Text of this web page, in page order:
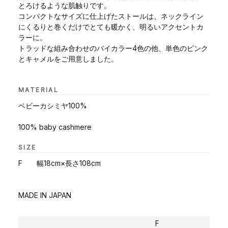
とろけるような肌触りです。
コンパクトなサイズに仕上げたストールは、ネックライン
にくるりと巻くだけでとても暖かく、明るいアクセントカ
ラーに。
トラッドな組み合わせのバイカラー4色の他、単色のピンク
とキャメルをご用意しました。
MATERIAL
ベビーカシミヤ100%
100% baby cashmere
SIZE
F 幅18cm×長さ108cm
MADE IN JAPAN
F